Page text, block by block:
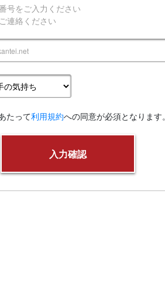
号をご入力ください
連絡ください
たって利用規約への同意が必須となります。